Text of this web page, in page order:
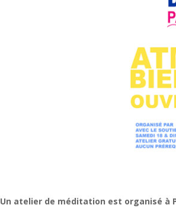
Un atelier de méditation est organisé à